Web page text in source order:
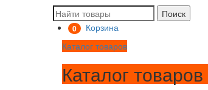
Поиск
0
Корзина
Каталог товаров
Каталог товаров